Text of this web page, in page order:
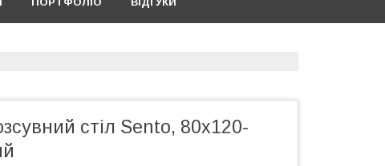
стіл Sento, 80x120-